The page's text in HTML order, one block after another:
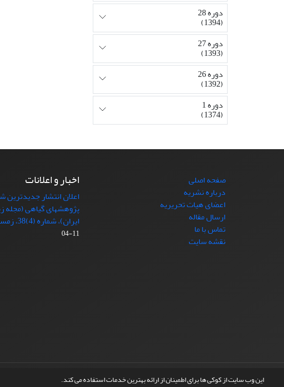
این وب سایت از کوکی ها برای اطمینان از ارائه بهترین خدمات استفاده می کند.
دوره 28
(1394)
دوره 27
(1393)
دوره 26
(1392)
دوره 1
(1374)
صفحه اصلی
درباره نشریه
اعضای هیات تحریریه
ارسال مقاله
تماس با ما
نقشه سایت
اخبار و اعلانات
اعلان انتشار جدیدترین
پژوهشهای گیاهی
ایران)، شماره (4)38، زمستان1404
11-04
© سامانه مدیریت نشریات علمی.طراحی و پیاده سازی از